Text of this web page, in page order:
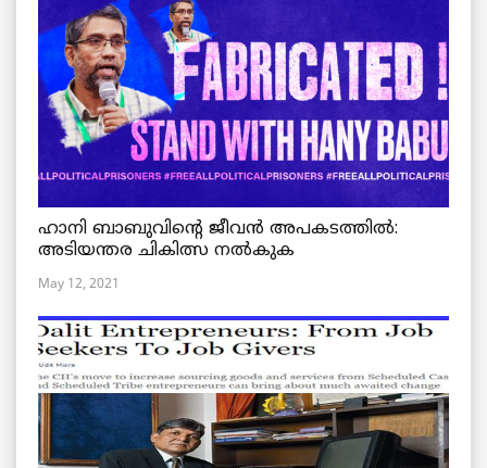
ഹാനി ബാബുവിന്റെ ജീവൻ അപകടത്തിൽ:
അടിയന്തര ചികിത്സ നൽകുക
May 12, 2021